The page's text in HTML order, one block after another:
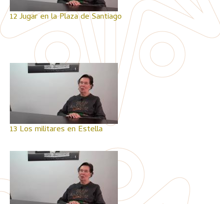
12 Jugar en la Plaza de Santiago
13 Los militares en Estella